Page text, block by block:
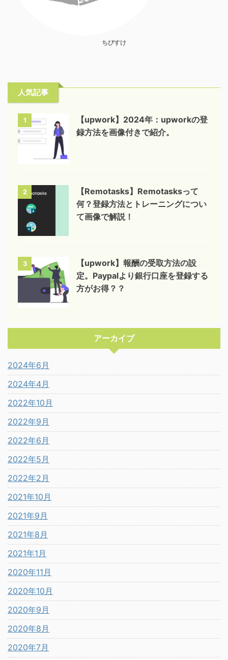
ちびすけ
人気記事
1
【upwork】2024年：upworkの登
録方法を画像付きで紹介。
2
【Remotasks】Remotasksって
何？登録方法とトレーニングについ
て画像で解説！
3
【upwork】報酬の受取方法の設
定。Paypalより銀行口座を登録する
方がお得？？
アーカイブ
2024年6月
2024年4月
2022年10月
2022年9月
2022年6月
2022年5月
2022年2月
2021年10月
2021年9月
2021年8月
2021年1月
2020年11月
2020年10月
2020年9月
2020年8月
2020年7月